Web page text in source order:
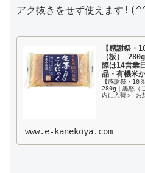
アク抜きをせず使えます
【感謝祭・
（板）
際は14営業
品・有機米
【感謝祭・10
280g｜黒怒（
内に入荷＞ お
www.e-kanekoya.com